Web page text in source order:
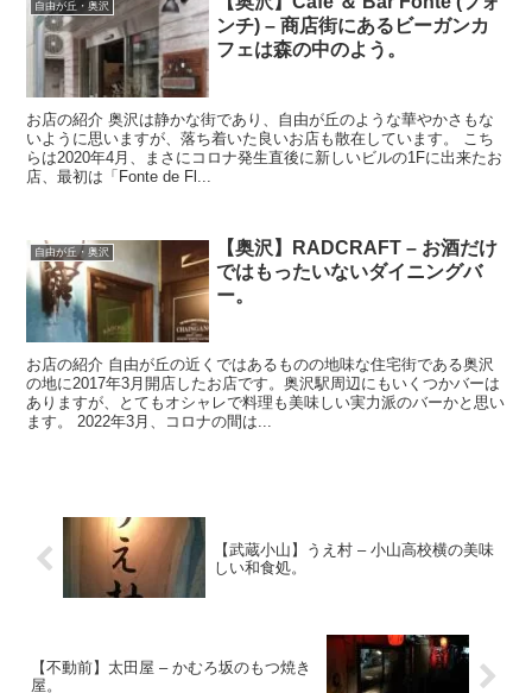
自由が丘・奥沢
ンチ) – 商店街にあるビーガンカ
フェは森の中のよう。
お店の紹介 奥沢は静かな街であり、自由が丘のような華やかさもな
いように思いますが、落ち着いた良いお店も散在しています。 こち
らは2020年4月、まさにコロナ発生直後に新しいビルの1Fに出来たお
店、最初は「Fonte de Fl...
自由が丘・奥沢
【奥沢】RADCRAFT – お酒だけ
ではもったいないダイニングバ
ー。
お店の紹介 自由が丘の近くではあるものの地味な住宅街である奥沢
の地に2017年3月開店したお店です。奥沢駅周辺にもいくつかバーは
ありますが、とてもオシャレで料理も美味しい実力派のバーかと思い
ます。 2022年3月、コロナの間は...
【武蔵小山】うえ村 – 小山高校横の美味
しい和食処。
【不動前】太田屋 – かむろ坂のもつ焼き
屋。